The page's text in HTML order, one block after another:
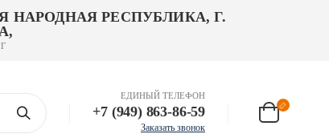
НАРОДНАЯ РЕСПУБЛИКА, Г.
ЕДИНЫЙ ТЕЛЕФОН
+7 (949) 863-86-59
Заказать звонок